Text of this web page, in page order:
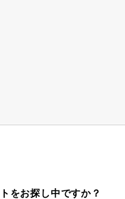
をお探し中ですか？